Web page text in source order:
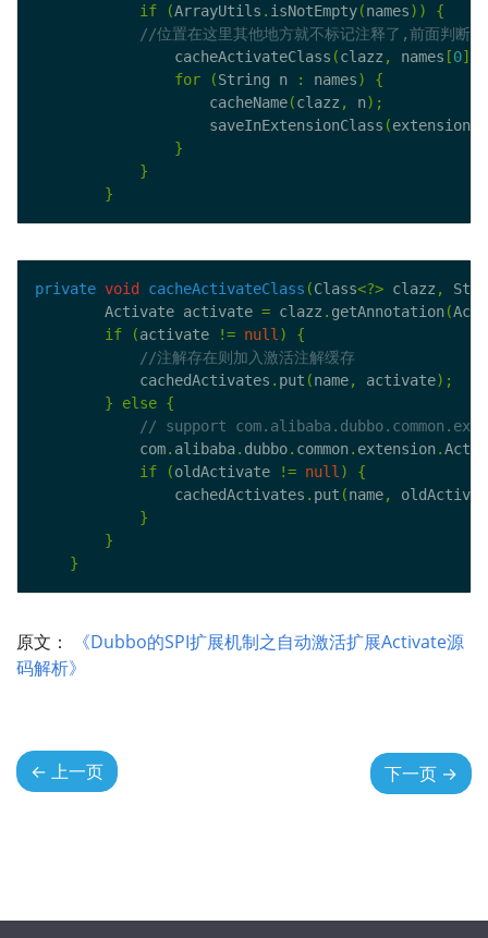
if
(ArrayUtils . isNotEmpty(names)) {
                cacheActivateClass
(clazz , names [0]);
for
(String n : names)
{
                    cacheName
(clazz , n);
                    saveInExtensionClass
(
}
}
}
private void cacheActivateClass (Class<?> clazz ,
        Activate activate
= clazz . getAnnotation(
if
(activate != null )
{
            cachedActivates
. put (name, activate);
}
else {
            com
. alibaba. dubbo. common. extension.
if
(oldActivate != null )
{
                cachedActivates
. put (name,
}
}
}
原文：
《Dubbo的SPI扩展机制之自动激活扩展Activate源
码解析》
← 上一页 下一页 →